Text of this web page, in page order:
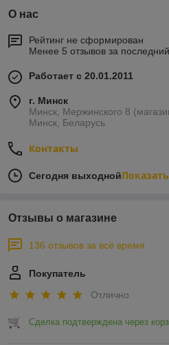
О нас
Рейтинг не сформирован
Менее 5 отзывов за
Работает с 20.01.2011
г. Минск
Минск, Мержинского 8
Минск, Беларусь
Контакты
Сегодня выходной
Отзывы о магазине
136 отзывов за всё время
Покупатель
Отлично
Сделка подтверждена через